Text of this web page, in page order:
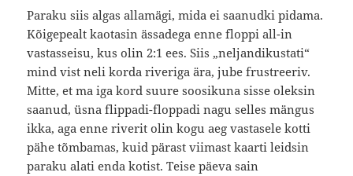
Paraku siis algas allamägi, mida ei saanudki pidama.
Kõigepealt kaotasin ässadega enne floppi all-in
vastasseisu, kus olin 2:1 ees. Siis „neljandikustati“
mind vist neli korda riveriga ära, jube frustreeriv.
Mitte, et ma iga kord suure soosikuna sisse oleksin
saanud, üsna flippadi-floppadi nagu selles mängus
ikka, aga enne riverit olin kogu aeg vastasele kotti
pähe tõmbamas, kuid pärast viimast kaarti leidsin
paraku alati enda kotist. Teise päeva sain